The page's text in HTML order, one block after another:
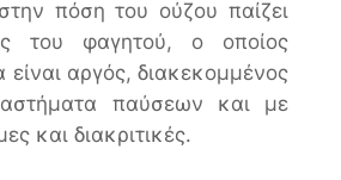
πόση του ούζου παίζει
του φαγητού, ο οποίος
είναι αργός, διακεκομμένος
παύσεων και με
και διακριτικές.